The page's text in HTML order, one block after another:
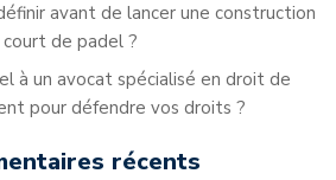
avant de lancer une construction
court de padel ?
à un avocat spécialisé en droit de
pour défendre vos droits ?
récents